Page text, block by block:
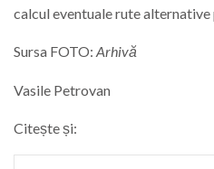
calcul eventuale rute
Sursa FOTO: Arhivă
Vasile Petrovan
Citește și: